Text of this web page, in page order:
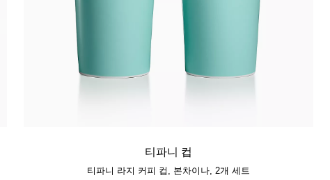
티파니 컵
티파니 라지 커피 컵, 본차이나, 2개 세트